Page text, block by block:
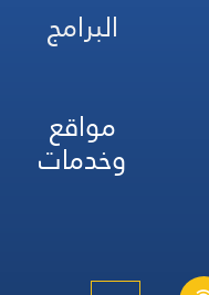
البرامج
مواقع
وخدمات